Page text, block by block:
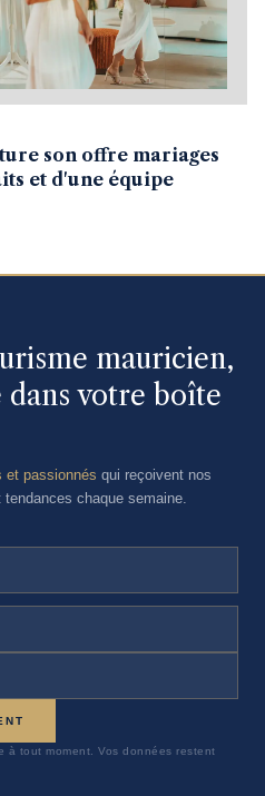
son offre mariages
et d'une équipe
mauricien,
dans votre boîte
et passionnés qui reçoivent nos
chaque semaine.
à tout moment. Vos données restent